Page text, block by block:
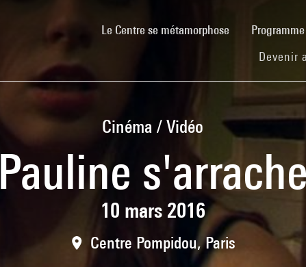
Le Centre se métamorphose(current)Programme
Devenir
Cinéma / Vidéo
Pauline s'arrache
10 mars 2016
Centre Pompidou, Paris